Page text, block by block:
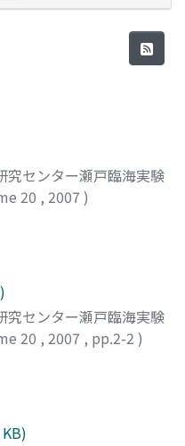
究センター瀬戸臨海実験
20 , 2007 )
究センター瀬戸臨海実験
20 , 2007 , pp.2-2 )